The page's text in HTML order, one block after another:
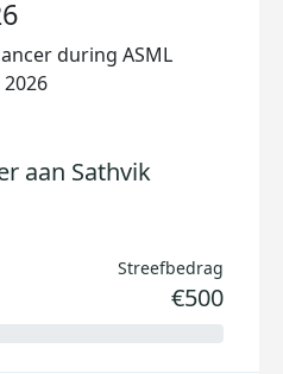
during ASML
aan Sathvik
Streefbedrag
€500